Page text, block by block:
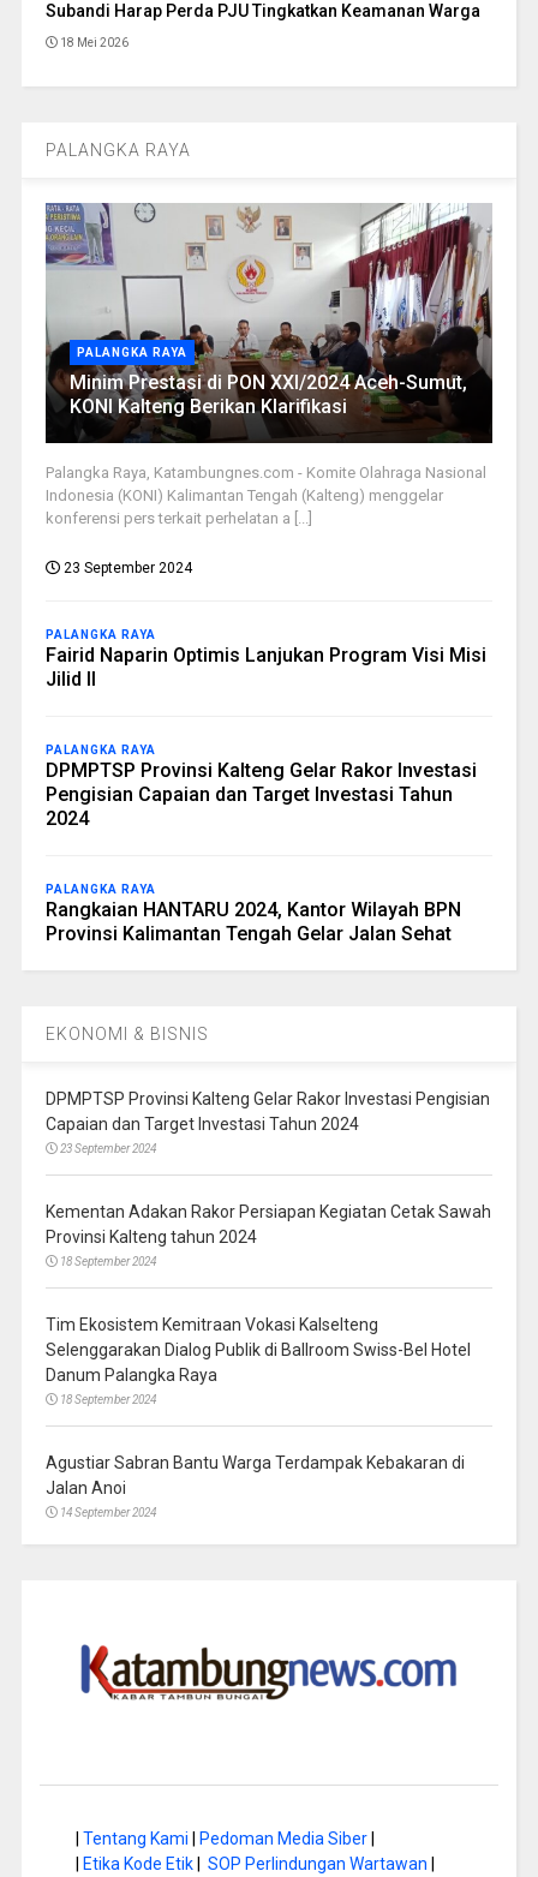
Subandi Harap Perda PJU Tingkatkan Keamanan Warga
18 Mei 2026
PALANGKA RAYA
PALANGKA RAYA
Minim Prestasi di PON XXI/2024 Aceh-Sumut,
KONI Kalteng Berikan Klarifikasi
Palangka Raya, Katambungnes.com - Komite Olahraga Nasional
Indonesia (KONI) Kalimantan Tengah (Kalteng) menggelar
konferensi pers terkait perhelatan a [...]
23 September 2024
PALANGKA RAYA
Fairid Naparin Optimis Lanjukan Program Visi Misi
Jilid II
PALANGKA RAYA
DPMPTSP Provinsi Kalteng Gelar Rakor Investasi
Pengisian Capaian dan Target Investasi Tahun
2024
PALANGKA RAYA
Rangkaian HANTARU 2024, Kantor Wilayah BPN
Provinsi Kalimantan Tengah Gelar Jalan Sehat
EKONOMI & BISNIS
DPMPTSP Provinsi Kalteng Gelar Rakor Investasi Pengisian
Capaian dan Target Investasi Tahun 2024
23 September 2024
Kementan Adakan Rakor Persiapan Kegiatan Cetak Sawah
Provinsi Kalteng tahun 2024
18 September 2024
Tim Ekosistem Kemitraan Vokasi Kalselteng
Selenggarakan Dialog Publik di Ballroom Swiss-Bel Hotel
Danum Palangka Raya
18 September 2024
Agustiar Sabran Bantu Warga Terdampak Kebakaran di
Jalan Anoi
14 September 2024
Tentang Kami Pedoman Media Siber|
Etika Kode Etik| SOP Perlindungan Wartawan